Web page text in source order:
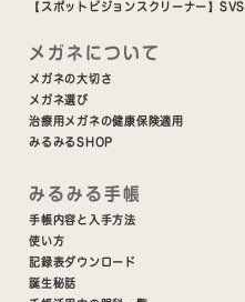
【スポットビジョンスクリーナー】SVS
メガネについて
メガネの大切さ
メガネ選び
治療用メガネの健康保険適用
みるみるSHOP
みるみる手帳
手帳内容と入手方法
使い方
記録表ダウンロード
誕生秘話